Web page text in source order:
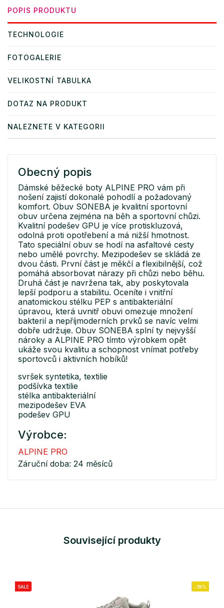
POPIS PRODUKTU
TECHNOLOGIE
FOTOGALERIE
VELIKOSTNÍ TABULKA
DOTAZ NA PRODUKT
NALEZNETE V KATEGORII
Obecný popis
Dámské běžecké boty ALPINE PRO vám při
nošení zajistí dokonalé pohodlí a požadovaný
komfort. Obuv SONEBA je kvalitní sportovní
obuv určena zejména na běh a sportovní chůzi.
Kvalitní podešev GPU je více protiskluzová,
odolná proti opotřebení a má nižší hmotnost.
Tato speciální obuv se hodí na asfaltové cesty
nebo umělé povrchy. Mezipodešev se skládá ze
dvou části. První část je měkčí a flexibilnější, což
pomáhá absorbovat nárazy při chůzi nebo běhu.
Druhá část je navržena tak, aby poskytovala
lepší podporu a stabilitu. Oceníte i vnitřní
anatomickou stélku PEP s antibakteriální
úpravou, která uvnitř obuvi omezuje množení
bakterií a nepříjmoderních prvků se navíc velmi
dobře udržuje. Obuv SONEBA splní ty nejvyšší
nároky a ALPINE PRO tímto výrobkem opět
ukáže svou kvalitu a schopnost vnímat potřeby
sportovců i aktivních hobíků!
svršek syntetika, textilie
podšívka textilie
stélka antibakteriální
mezipodešev EVA
podešev GPU
Výrobce:
ALPINE PRO
Záruční doba: 24 měsíců
Související produkty
SALE -39%